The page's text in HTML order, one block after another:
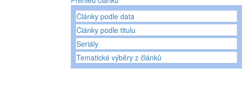
Články podle data
Články podle titulu
Seriály
Tematické výběry z článků